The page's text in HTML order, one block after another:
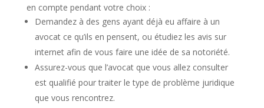
en compte pendant votre choix :
Demandez à des gens ayant déjà eu affaire à un
avocat ce qu’ils en pensent, ou étudiez les avis sur
internet afin de vous faire une idée de sa notoriété.
Assurez-vous que l’avocat que vous allez consulter
est qualifié pour traiter le type de problème juridique
que vous rencontrez.